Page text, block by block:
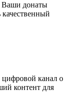
Ваши донаты
качественный
цифровой канал о
контент для